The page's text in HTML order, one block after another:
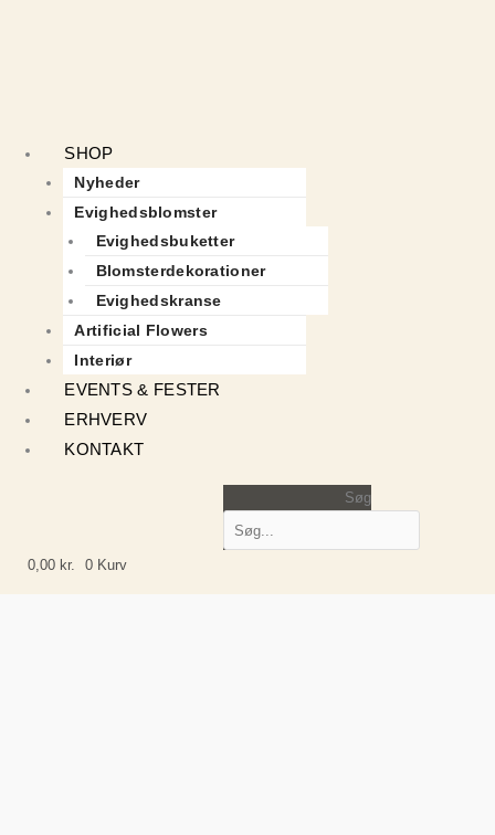
SHOP
Nyheder
Evighedsblomster
Evighedsbuketter
Blomsterdekorationer
Evighedskranse
Artificial Flowers
Interiør
EVENTS & FESTER
ERHVERV
KONTAKT
Søg
0,00 kr. 0 Kurv